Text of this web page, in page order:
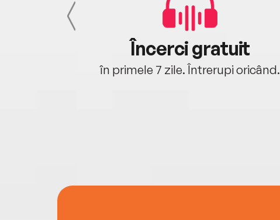
Încerci gratuit
în primele 7 zile. Întrerupi oricând.